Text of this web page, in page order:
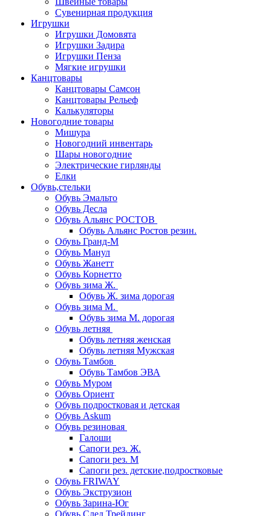
Сувенирная продукция
Игрушки
Игрушки Домовята
Игрушки Задира
Игрушки Пенза
Мягкие игрушки
Канцтовары
Канцтовары Самсон
Канцтовары Рельеф
Калькуляторы
Новогодние товары
Мишура
Новогодний инвентарь
Шары новогодние
Электрические гирлянды
Елки
Обувь,стельки
Обувь Эмальто
Обувь Десла
Обувь Альянс РОСТОВ
Обувь Альянс Ростов резин.
Обувь Гранд-М
Обувь Манул
Обувь Жанетт
Обувь Корнетто
Обувь зима Ж.
Обувь Ж. зима дорогая
Обувь зима М.
Обувь зима М. дорогая
Обувь летняя
Обувь летняя женская
Обувь летняя Мужская
Обувь Тамбов
Обувь Тамбов ЭВА
Обувь Муром
Обувь Ориент
Обувь подростковая и детская
Обувь Askum
Обувь резиновая
Галоши
Сапоги рез. Ж.
Сапоги рез. М
Сапоги рез. детские,подростковые
Обувь FRIWAY
Обувь Экструзион
Обувь Зарина-Юг
Обувь След Трейдинг